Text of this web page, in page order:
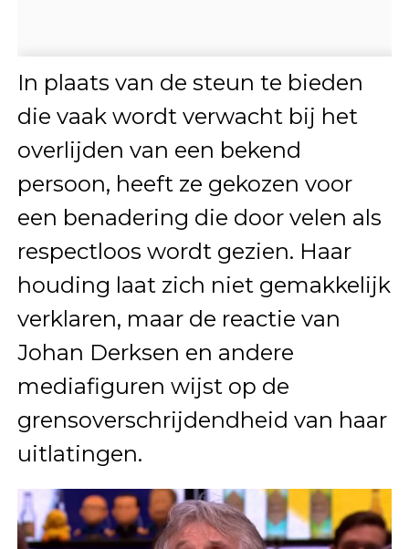
In plaats van de steun te bieden
die vaak wordt verwacht bij het
overlijden van een bekend
persoon, heeft ze gekozen voor
een benadering die door velen als
respectloos wordt gezien. Haar
houding laat zich niet gemakkelijk
verklaren, maar de reactie van
Johan Derksen en andere
mediafiguren wijst op de
grensoverschrijdendheid van haar
uitlatingen.